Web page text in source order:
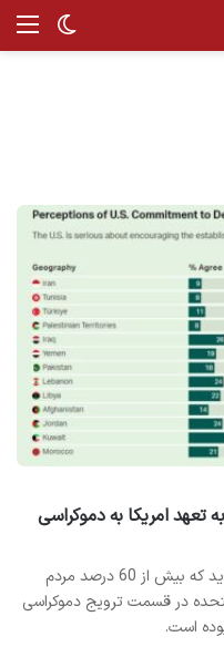
تغییر
تعهد امریکا به دموکراسی
خبرگزاری دید: نهاد تحقیقاتی گالوپ می‌گوید که بیش از 60 درصد مردم
در قسمت ترویج دموکراسی
است.